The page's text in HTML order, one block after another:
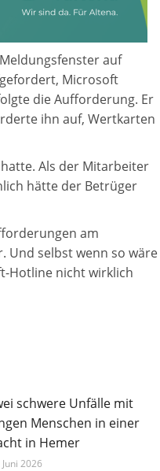
auf
Microsoft
die Aufforderung. Er
ihn auf, Wertkarten
Als der Mitarbeiter
hätte der Betrüger
am
Und selbst wenn so wäre
Hotline nicht wirklich
schwere Unfälle mit
Menschen in einer
in Hemer
2026